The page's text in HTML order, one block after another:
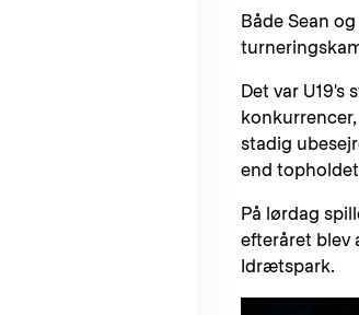
Både Sean
Det var U19's
stadig
end
På lørdag
efteråret blev
Idrætspark.